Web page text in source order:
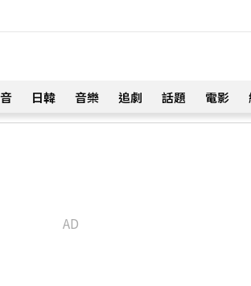
日韓 音樂 追劇 話題 電影